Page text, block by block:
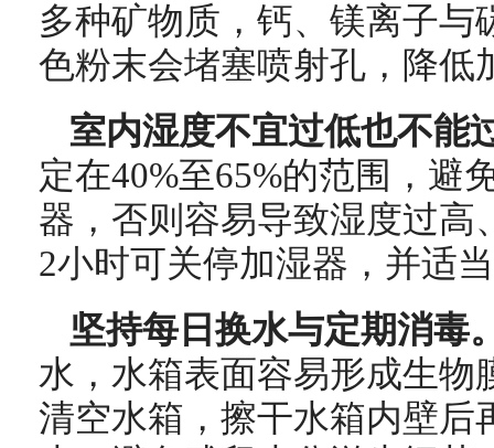
多种矿物质，钙、镁离子与
色粉末会堵塞喷射孔，降低
室内湿度不宜过低也不能
定在40%至65%的范围，避
器，否则容易导致湿度过高
2小时可关停加湿器，并适
坚持每日换水与定期消毒
水，水箱表面容易形成生物
清空水箱，擦干水箱内壁后